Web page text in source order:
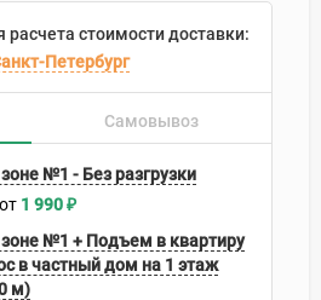
расчета стоимости доставки:
Петербург
Самовывоз
№1 - Без разгрузки
1 990₽
№1 + Подъем в квартиру
в частный дом на 1 этаж
м)